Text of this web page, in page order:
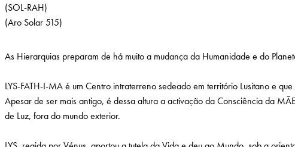
(SOL-RAH)
(Aro Solar 515)
As Hierarquias preparam de há muito a mudança da Humanidade e do
LYS-FATH-I-MA é um Centro intraterreno sedeado em território Lusitano e
Apesar de ser mais antigo, é dessa altura a activação da Consciência da
de Luz, fora do mundo exterior.